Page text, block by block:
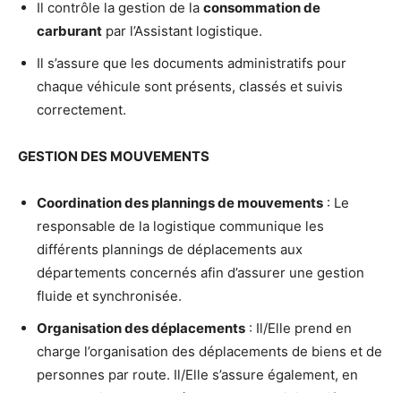
Il contrôle la gestion de la consommation de
carburant par l’Assistant logistique.
Il s’assure que les documents administratifs pour
chaque véhicule sont présents, classés et suivis
correctement.
GESTION DES MOUVEMENTS
Coordination des plannings de mouvements : Le
responsable de la logistique communique les
différents plannings de déplacements aux
départements concernés afin d’assurer une gestion
fluide et synchronisée.
Organisation des déplacements : Il/Elle prend en
charge l’organisation des déplacements de biens et de
personnes par route. Il/Elle s’assure également, en